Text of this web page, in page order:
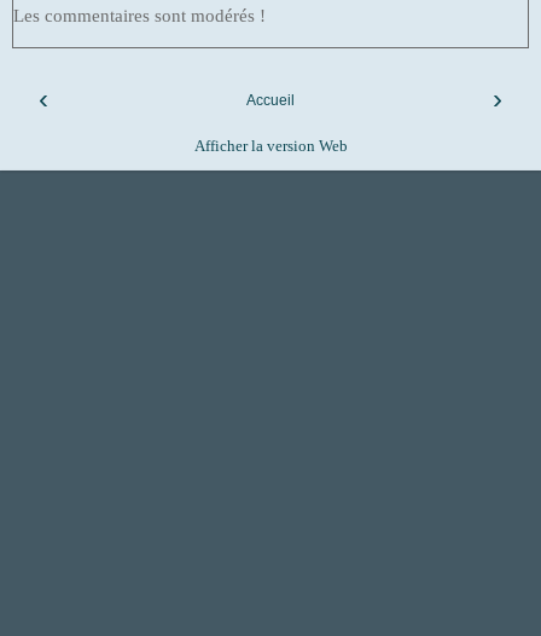
Les commentaires sont modérés !
‹ ›
Accueil
Afficher la version Web